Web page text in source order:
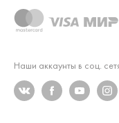
Наши аккаунты в соц.